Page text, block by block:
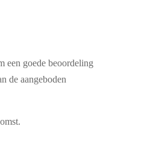
een goede beoordeling
de aangeboden